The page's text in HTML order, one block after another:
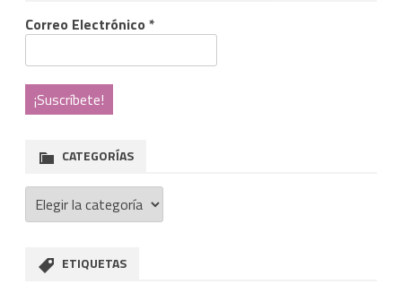
Correo Electrónico *
CATEGORÍAS
Categorías
ETIQUETAS